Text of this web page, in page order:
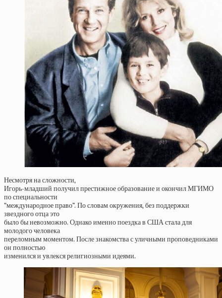
Несмотря на сложности,
Игорь-младший получил престижное образование и окончил МГИМО
по специальности
“международное право”. По словам окружения, без поддержки
звездного отца это
было бы невозможно. Однако именно поездка в США стала для
молодого человека
переломным моментом. После знакомства с уличными проповедниками
он полностью
изменился и увлекся религиозными идеями.